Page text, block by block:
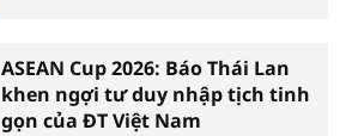
ASEAN Cup 2026: Báo Thái Lan
khen ngợi tư duy nhập tịch tinh
gọn của ĐT Việt Nam